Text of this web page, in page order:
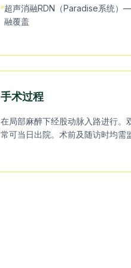
超声消融RDN（Paradise系统）
融覆盖
手术过程
在局部麻醉下经股动脉入路进行
常可当日出院。术前及随访时均需